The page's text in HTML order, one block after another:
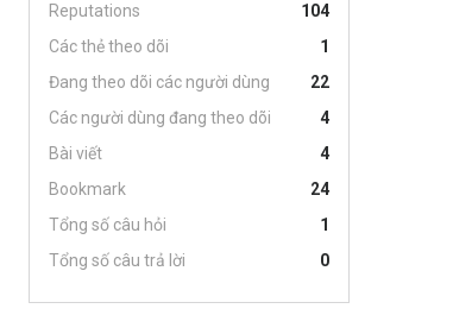
Reputations
104
Các thẻ theo dõi
1
Đang theo dõi các người dùng
22
Các người dùng đang theo dõi
4
Bài viết
4
Bookmark
24
Tổng số câu hỏi
1
Tổng số câu trả lời
0